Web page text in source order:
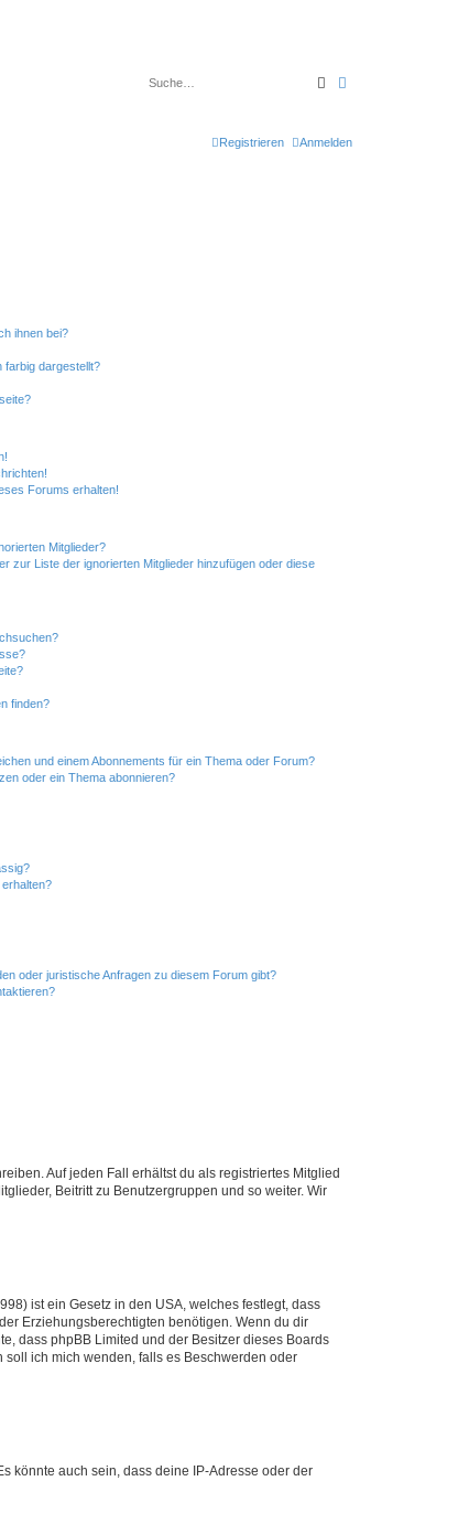
Suche
Anmelden
Registrieren
ihnen bei?
farbig dargestellt?
Forums erhalten!
Mitglieder?
zur Liste der ignorierten Mitglieder hinzufügen oder diese
finden?
und einem Abonnements für ein Thema oder Forum?
oder ein Thema abonnieren?
oder juristische Anfragen zu diesem Forum gibt?
Auf jeden Fall erhältst du als registriertes Mitglied
Beitritt zu Benutzergruppen und so weiter. Wir
ist ein Gesetz in den USA, welches festlegt, dass
Erziehungsberechtigten benötigen. Wenn du dir
dass phpBB Limited und der Besitzer dieses Boards
ich mich wenden, falls es Beschwerden oder
könnte auch sein, dass deine IP-Adresse oder der